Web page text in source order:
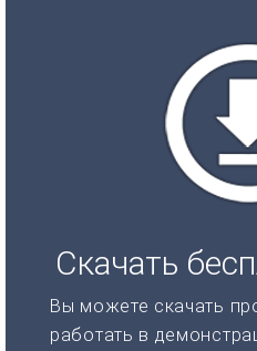
Скачать
Вы можете скачать
работать в